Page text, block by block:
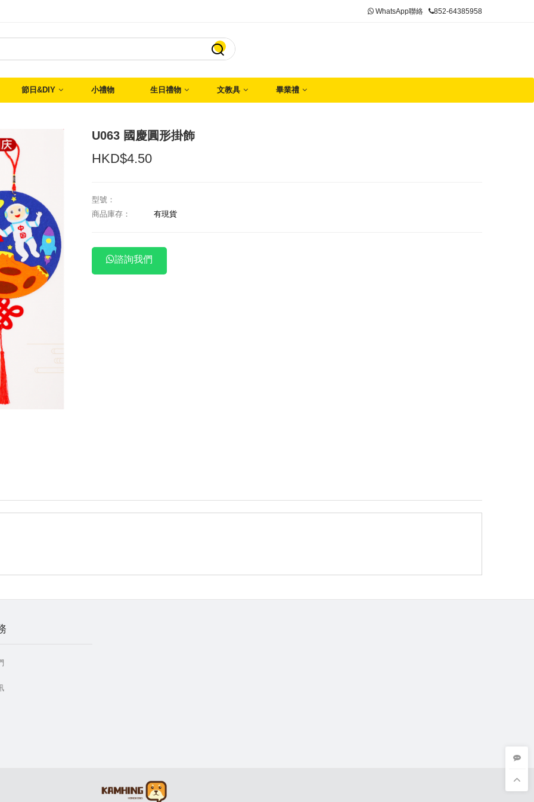
WhatsApp聯絡 852-64385958

節日&DIY 小禮物 生日禮物 文教具 畢業禮
U063 國慶圓形掛飾
HKD$4.50
型號：
商品庫存：
有現貨
諮詢我們